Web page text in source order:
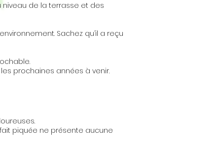
niveau de la terrasse et des
Sachez qu’il a reçu
prochaines années à venir.
piquée ne présente aucune